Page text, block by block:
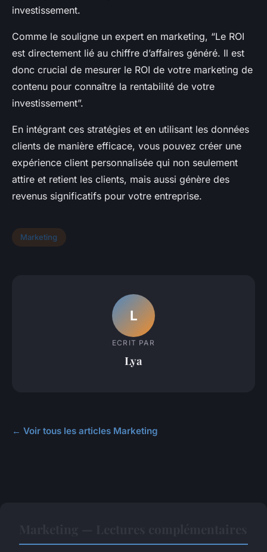
investissement.
Comme le souligne un expert en marketing, “Le ROI
est directement lié au chiffre d’affaires généré. Il est
donc crucial de mesurer le ROI de votre marketing de
contenu pour connaître la rentabilité de votre
investissement”.
En intégrant ces stratégies et en utilisant les données
clients de manière efficace, vous pouvez créer une
expérience client personnalisée qui non seulement
attire et retient les clients, mais aussi génère des
revenus significatifs pour votre entreprise.
Marketing
L
ECRIT PAR
Lya
← Voir tous les articles Marketing